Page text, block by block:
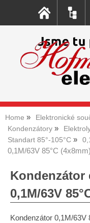
Home Elektronické
Kondenzátory
Standart 85°-105°C
0,1M/63V 85°C
0,1M/63V
Kondenzátor 0,1M/63V